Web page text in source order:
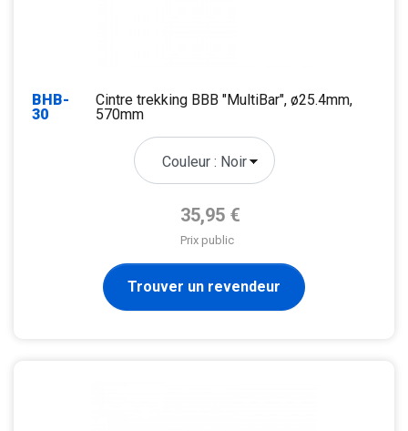
BHB-
30
Cintre trekking BBB "MultiBar", ø25.4mm,
570mm
Prix de base
35,95 €
Prix public
Trouver un revendeur